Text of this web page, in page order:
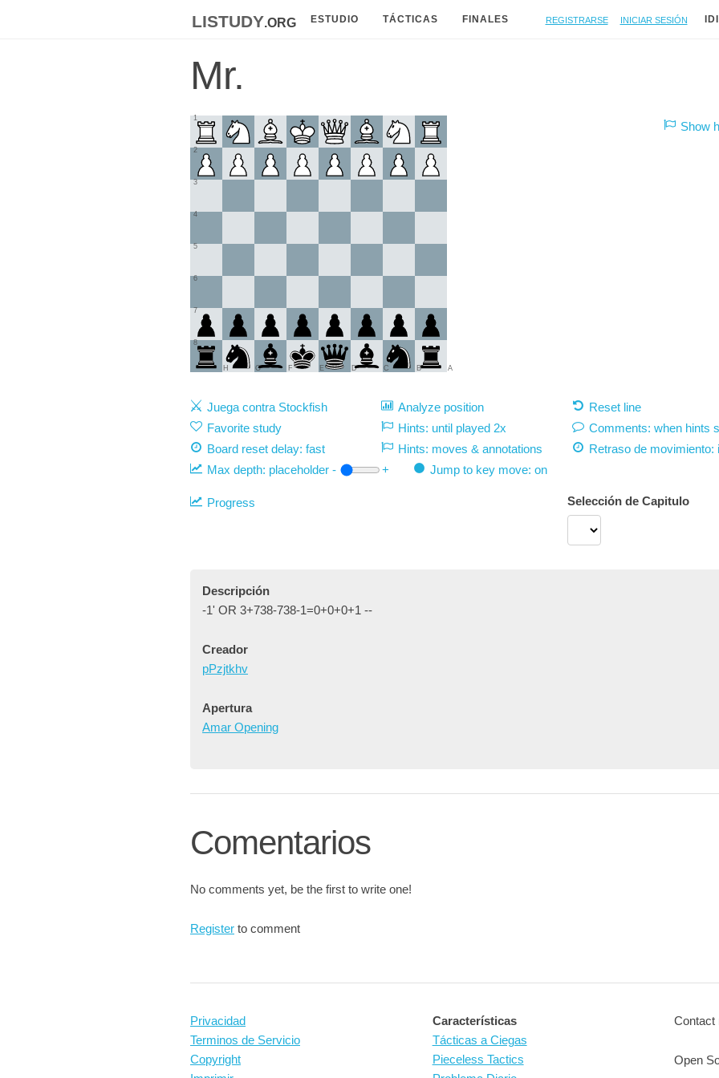
listudy.org ESTUDIO TÁCTICAS FINALES Registrarse Iniciar sesión
Mr.
1
2
3
4
5
6
7
8
A
B
C
D
E
F
G
H
Show
Juega contra Stockfish Analyze position
Reset line
Favorite study
Hints: until played 2x
Comments: when hints
Board reset delay: fast
Hints: moves & annotations Retraso de movimiento:
Max depth: placeholder - + Jump to key move: on
Progress Selección de Capitulo
Descripción
-1' OR 3+738-738-1=0+0+0+1 --
Creador
pPzjtkhv
Apertura
Amar Opening
Comentarios
No comments yet, be the first to write one!
Register to comment
Privacidad
Terminos de Servicio
Copyright
Características
Tácticas a Ciegas
Pieceless Tactics
Contact
Open